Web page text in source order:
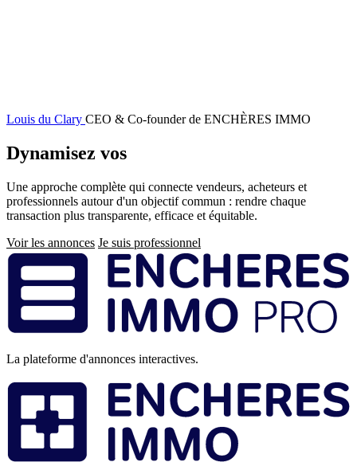
Louis du Clary CEO & Co-founder de ENCHÈRES IMMO
Dynamisez vos
Une approche complète qui connecte vendeurs, acheteurs et
professionnels autour d'un objectif commun : rendre chaque
transaction plus transparente, efficace et équitable.
Voir les annonces Je suis professionnel
Pied
de
page
La plateforme d'annonces interactives.